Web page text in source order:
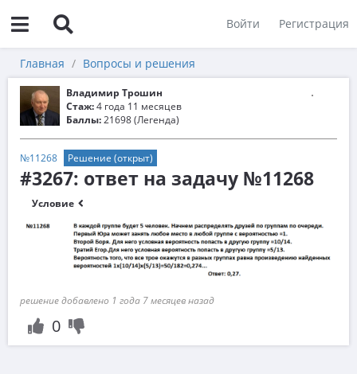
Войти Регистрация
Главная Вопросы и решения
Владимир Трошин
Стаж:4 года 11 месяцев
Баллы:21698 (Легенда)
№11268 Решение (открыт)
#3267: ответ на задачу №11268
Условие
решение добавлено 1 года 7 месяцев назад
0